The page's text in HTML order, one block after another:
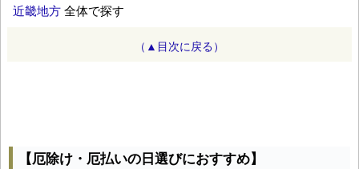
近畿地方 全体で探す
（▲目次に戻る）
【厄除け・厄払いの日選びにおすすめ】